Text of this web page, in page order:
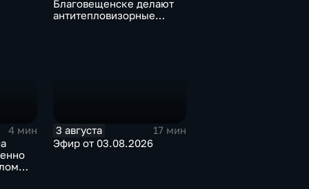
Благовещенске делают
антитепловизорные
4 мин
3 августа
17 мин
Эфир от 03.08.2026